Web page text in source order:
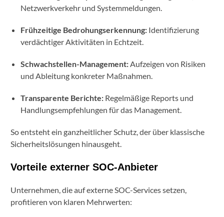
Netzwerkverkehr und Systemmeldungen.
Frühzeitige Bedrohungserkennung: Identifizierung
verdächtiger Aktivitäten in Echtzeit.
Schwachstellen-Management:Aufzeigen von Risiken
und Ableitung konkreter Maßnahmen.
Transparente Berichte: Regelmäßige Reports und
Handlungsempfehlungen für das Management.
So entsteht ein ganzheitlicher Schutz, der über klassische
Sicherheitslösungen hinausgeht.
Vorteile externer SOC-Anbieter
Unternehmen, die auf externe SOC-Services setzen,
profitieren von klaren Mehrwerten: